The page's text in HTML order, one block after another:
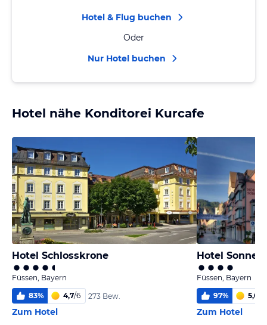
Hotel & Flug buchen
Oder
Nur Hotel buchen
Hotel nähe Konditorei Kurcafe
Hotel Schlosskrone
Füssen, Bayern
83% 4,7/6 273 Bew.
Zum Hotel
Hotel Sonne
Füssen, Bayern
97% 5,6
Zum Hotel